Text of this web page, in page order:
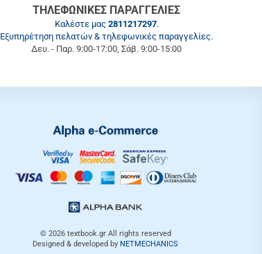
ΤΗΛΕΦΩΝΙΚΕΣ ΠΑΡΑΓΓΕΛΙΕΣ
Καλέστε μας 2811217297.
Εξυπηρέτηση πελατών & τηλεφωνικές παραγγελίες.
Δευ. - Παρ. 9:00-17:00, Σάβ. 9:00-15:00
© 2026 textbook.grAll rights reserved
Designed & developed by NETMECHANICS